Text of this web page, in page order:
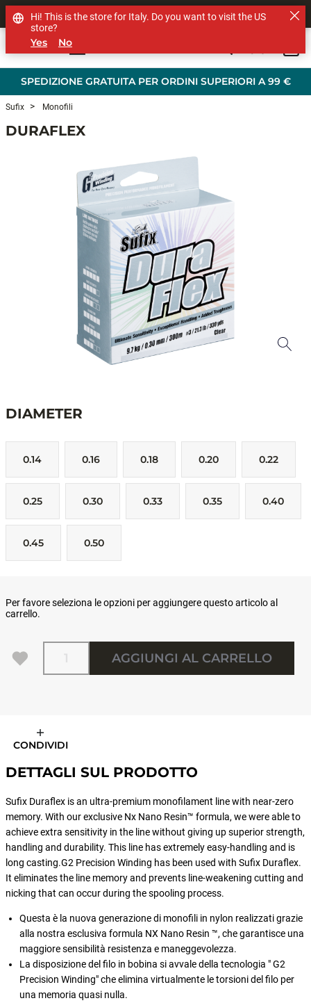
SPEDIZIONE GRATUITA PER ORDINI SUPERIORI A 99 €
SHOP OTHER BRANDS
Sufix Monofili
DURAFLEX
DIAMETER
0.14 0.16 0.18 0.20 0.22
0.25 0.30 0.33 0.35 0.40
0.45 0.50
Per favore seleziona le opzioni per aggiungere questo articolo al
carrello.
Quantità
AGGIUNGI AL CARRELLO
CONDIVIDI
DETTAGLI SUL PRODOTTO
Sufix Duraflex is an ultra-premium monofilament line with near-zero
memory. With our exclusive Nx Nano Resin™ formula, we were able to
achieve extra sensitivity in the line without giving up superior strength,
handling and durability. This line has extremely easy-handling and is
long casting.G2 Precision Winding has been used with Sufix Duraflex.
It eliminates the line memory and prevents line-weakening cutting and
nicking that can occur during the spooling process.
Questa è la nuova generazione di monofili in nylon realizzati grazie
alla nostra esclusiva formula NX Nano Resin ™, che garantisce una
maggiore sensibilità resistenza e maneggevolezza.
La disposizione del filo in bobina si avvale della tecnologia " G2
Precision Winding" che elimina virtualmente le torsioni del filo per
una memoria quasi nulla.
Hi! This is the store for Italy. Do you want to visit the US
store?
Yes No